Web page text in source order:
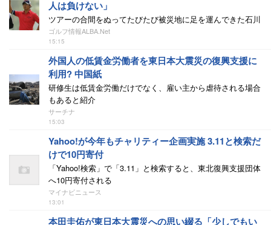
人は負けない」
ツアーの合間をぬってたびたび被災地に足を運んできた石川
ゴルフ情報ALBA.Net
15:15
外国人の低賃金労働者を東日本大震災の復興支援に
利用? 中国紙
研修生は低賃金労働だけでなく、雇い主から虐待される場合
もあると紹介
サーチナ
15:03
Yahoo!が今年もチャリティー企画実施 3.11と検索だ
けで10円寄付
「Yahoo!検索」で「3.11」と検索すると、東北復興支援団体
へ10円寄付される
マイナビニュース
13:01
本田圭佑が東日本大震災への思い綴る「少しでもい